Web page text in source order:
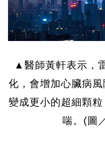
▲醫師黃軒表示，
化，會增加心臟病
變成更小的超細顆
喘。(圖